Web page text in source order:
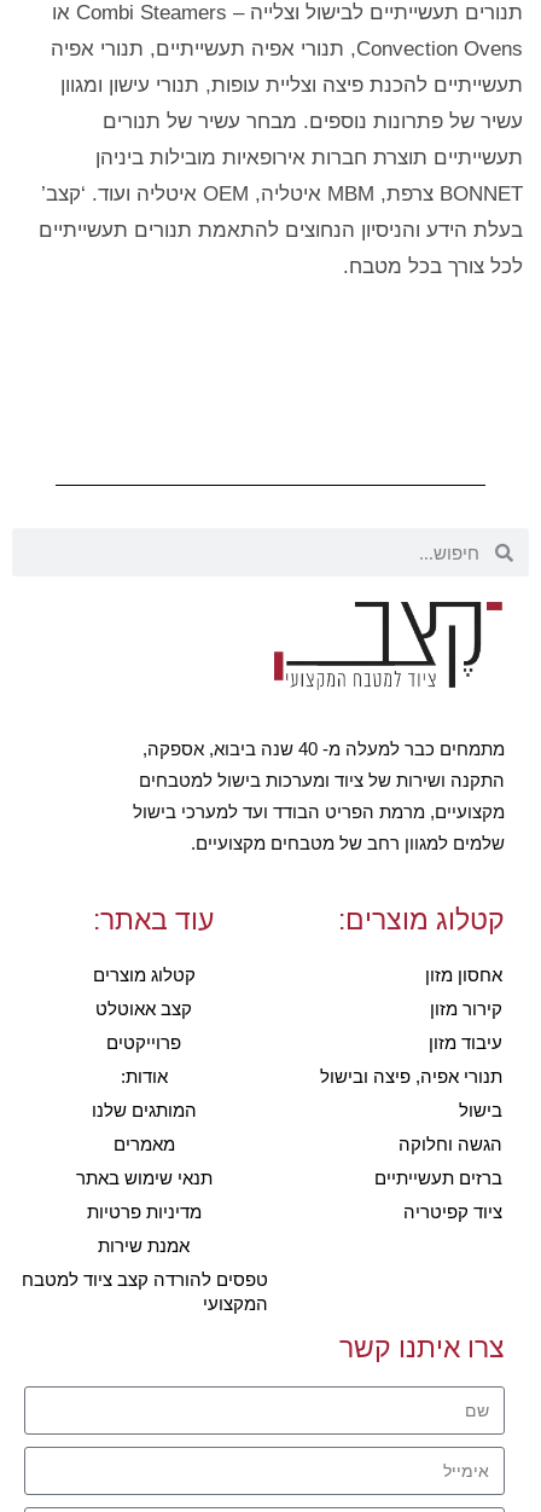
תנורים תעשייתיים לבישול וצלייה – Combi Steamers או
Convection Ovens, תנורי אפיה תעשייתיים, תנורי אפיה
תעשייתיים להכנת פיצה וצליית עופות, תנורי עישון ומגוון
עשיר של פתרונות נוספים. מבחר עשיר של תנורים
תעשייתיים תוצרת חברות אירופאיות מובילות ביניהן
BONNET צרפת, MBM איטליה, OEM איטליה ועוד. ‘קצב’
בעלת הידע והניסיון הנחוצים להתאמת תנורים תעשייתיים
לכל צורך בכל מטבח.
מתמחים כבר למעלה מ- 40 שנה ביבוא, אספקה,
התקנה ושירות של ציוד ומערכות בישול למטבחים
מקצועיים, מרמת הפריט הבודד ועד למערכי בישול
שלמים למגוון רחב של מטבחים מקצועיים.
קטלוג מוצרים:
אחסון מזון
קירור מזון
עיבוד מזון
תנורי אפיה, פיצה ובישול
בישול
הגשה וחלוקה
ברזים תעשייתיים
ציוד קפיטריה
עוד באתר:
קטלוג מוצרים
קצב אאוטלט
פרוייקטים
אודות:
המותגים שלנו
מאמרים
תנאי שימוש באתר
מדיניות פרטיות
אמנת שירות
טפסים להורדה קצב ציוד למטבח
המקצועי
צרו איתנו קשר